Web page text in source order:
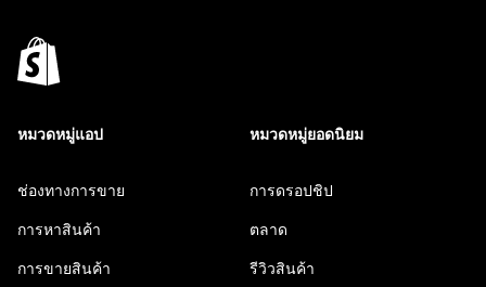
หมวดหมู่แอป
ช่องทางการขาย
การหาสินค้า
การขายสินค้า
หมวดหมู่ยอดนิยม
การดรอปชิป
ตลาด
รีวิวสินค้า